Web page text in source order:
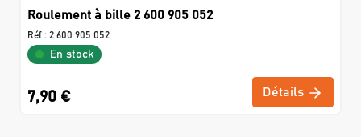
Roulement à bille 2 600 905 052
Réf : 2 600 905 052
En stock
7,90 € Détails